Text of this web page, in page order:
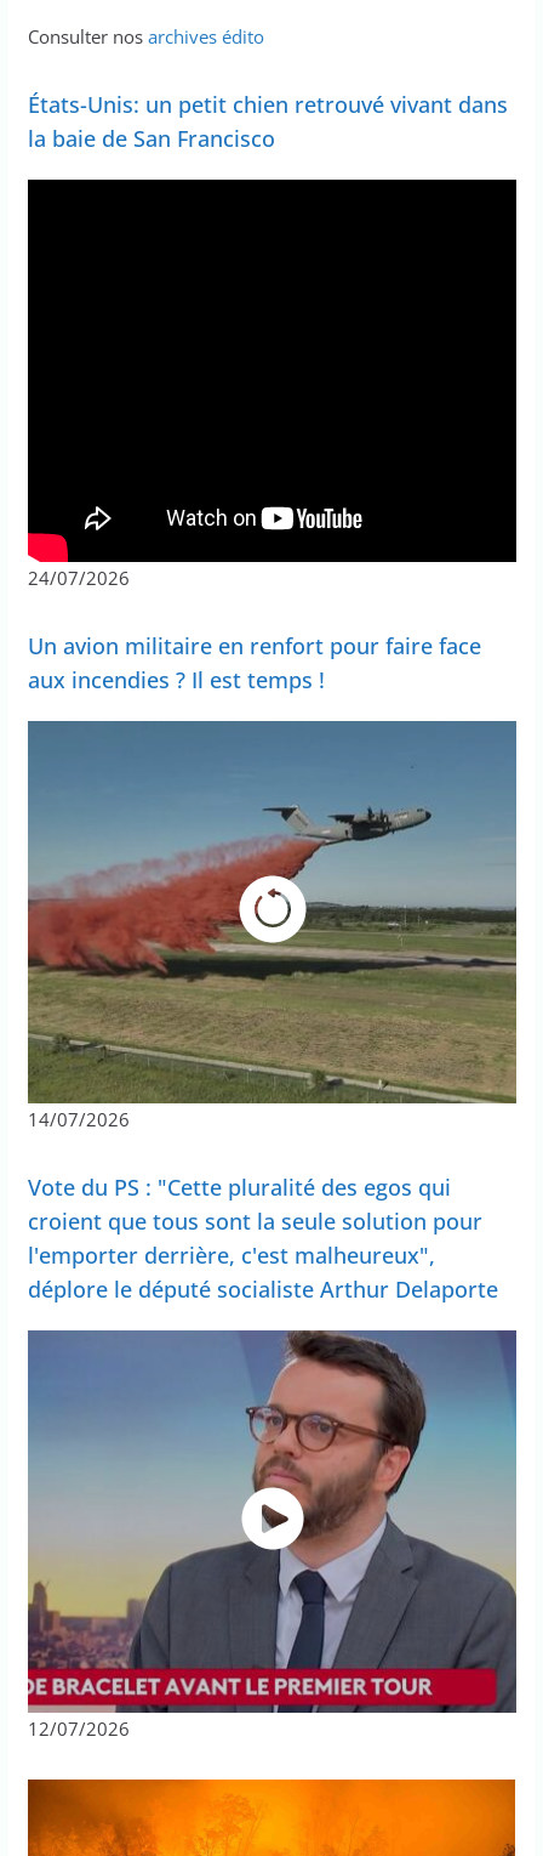
Consulter nos archives édito
États-Unis: un petit chien retrouvé vivant dans
la baie de San Francisco
24/07/2026
Un avion militaire en renfort pour faire face
aux incendies ? Il est temps !
14/07/2026
Vote du PS : "Cette pluralité des egos qui
croient que tous sont la seule solution pour
l'emporter derrière, c'est malheureux",
déplore le député socialiste Arthur Delaporte
12/07/2026